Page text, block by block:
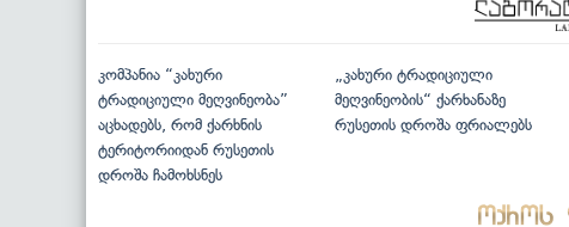
კომპანია “კახური
ტრადიციული მეღვინეობა”
აცხადებს, რომ ქარხნის
ტერიტორიიდან რუსეთის
დროშა ჩამოხსნეს
„კახური ტრადიციული
მეღვინეობის“ ქარხანაზე
რუსეთის დროშა ფრიალებს